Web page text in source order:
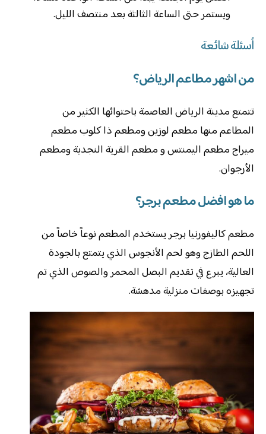
ويستمر حتى الساعة الثالثة بعد منتصف الليل.
أسئلة شائعة
من اشهر مطاعم الرياض؟
تتمتع مدينة الرياض العاصمة باحتوائها الكثير من
المطاعم منها مطعم لوزين ومطعم ذا كلوب مطعم
ميراج مطعم اليمنتس و مطعم القرية النجدية ومطعم
الأرجوان.
ما هو افضل مطعم برجر؟
مطعم كاليفورنيا برجر يستخدم المطعم نوعاً خاصاً من
اللحم الطازج وهو لحم الأنجوس الذي يتمتع بالجودة
العالية، يبرع في تقديم البصل المحمر والصوص الذي تم
تجهيزه بوصفات منزلية مدهشة.